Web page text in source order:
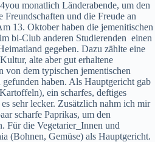
monatlich Länderabende, um den
Freundschaften und die Freude an
13. Oktober haben die jemenitischen
bi-Club anderen Studierenden einen
gegeben. Dazu zählte eine
alte aber gut erhaltene
von dem typischen jementischen
haben. Als Hauptgericht gab
ein scharfes, deftiges
sehr lecker. Zusätzlich nahm ich mir
scharfe Paprikas, um den
Für die Vegetarier_Innen und
(Bohnen, Gemüse) als Hauptgericht.